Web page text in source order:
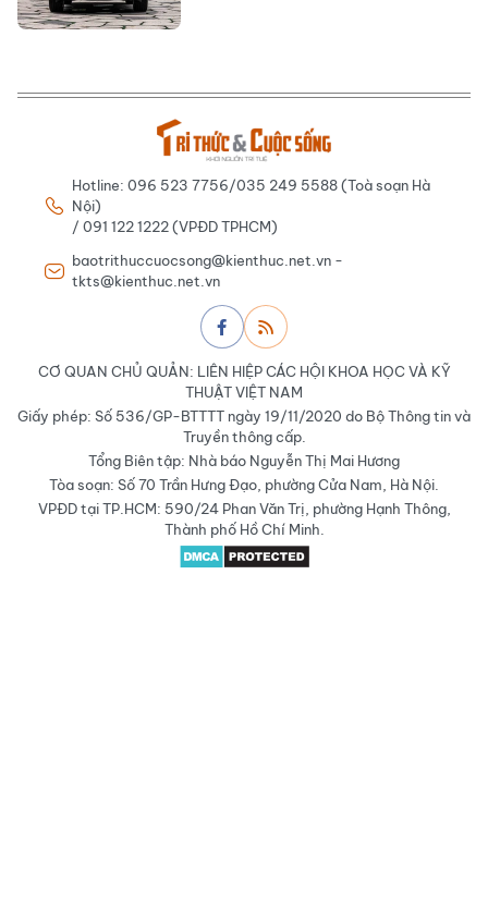
Hotline: 096 523 7756/035 249 5588 (Toà soạn Hà
Nội)
/ 091 122 1222 (VPĐD TPHCM)
baotrithuccuocsong@kienthuc.net.vn -
tkts@kienthuc.net.vn
CƠ QUAN CHỦ QUẢN: LIÊN HIỆP CÁC HỘI KHOA HỌC VÀ KỸ
THUẬT VIỆT NAM
Giấy phép: Số 536/GP-BTTTT ngày 19/11/2020 do Bộ Thông tin và
Truyền thông cấp.
Tổng Biên tập: Nhà báo Nguyễn Thị Mai Hương
Tòa soạn: Số 70 Trần Hưng Đạo, phường Cửa Nam, Hà Nội.
VPĐD tại TP.HCM: 590/24 Phan Văn Trị, phường Hạnh Thông,
Thành phố Hồ Chí Minh.